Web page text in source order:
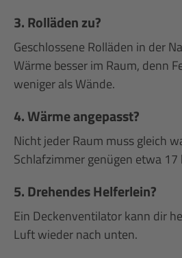
3. Rolläden zu?
Geschlossene Rolläden in der
Wärme besser im Raum, denn
weniger als Wände.
4. Wärme angepasst?
Nicht jeder Raum muss gleich
Schlafzimmer genügen etwa 17
5. Drehendes Helferlein?
Ein Deckenventilator kann dir
Luft wieder nach unten.